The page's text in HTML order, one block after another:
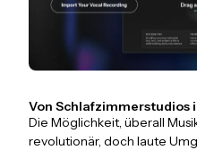
Von Schlafzimmerstudios
Die Möglichkeit, überall
revolutionär, doch laute